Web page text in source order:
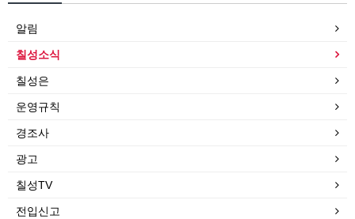
알림
칠성소식
칠성은
운영규칙
경조사
광고
칠성TV
전입신고